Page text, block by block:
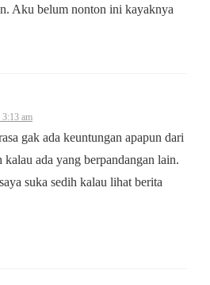
Aku belum nonton ini kayaknya
3:13 am
gak ada keuntungan apapun dari
kalau ada yang berpandangan lain.
suka sedih kalau lihat berita